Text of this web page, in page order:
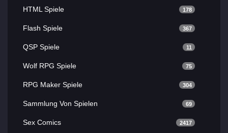
HTML Spiele 178
Flash Spiele 367
QSP Spiele 11
Wolf RPG Spiele 75
RPG Maker Spiele 304
Sammlung Von Spielen 69
Sex Comics 2417